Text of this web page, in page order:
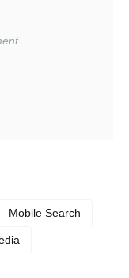
Mobile Search